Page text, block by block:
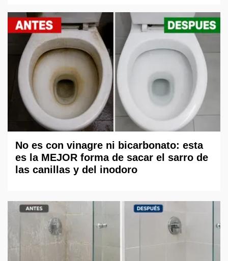
No es con vinagre ni bicarbonato: esta
es la MEJOR forma de sacar el sarro de
las canillas y del inodoro